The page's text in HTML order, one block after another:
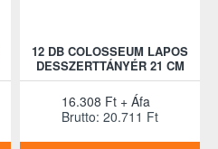
12 DB COLOSSEUM LAPOS
DESSZERTTÁNYÉR 21 CM
16.308 Ft + Áfa
Brutto: 20.711 Ft